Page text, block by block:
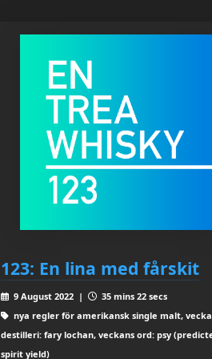
123: En lina med fårskit
9 August 2022 |
35 mins 22 secs
nya regler för amerikansk single malt,
destilleri: fary lochan, veckans ord: psy
spirit yield)